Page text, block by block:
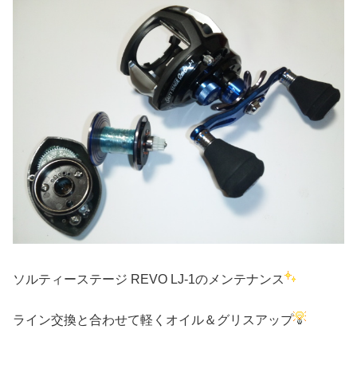
ソルティーステージ REVO LJ-1のメンテナンス
ライン交換と合わせて軽くオイル＆グリスアップ